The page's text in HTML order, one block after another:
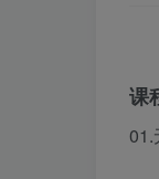
课
01.